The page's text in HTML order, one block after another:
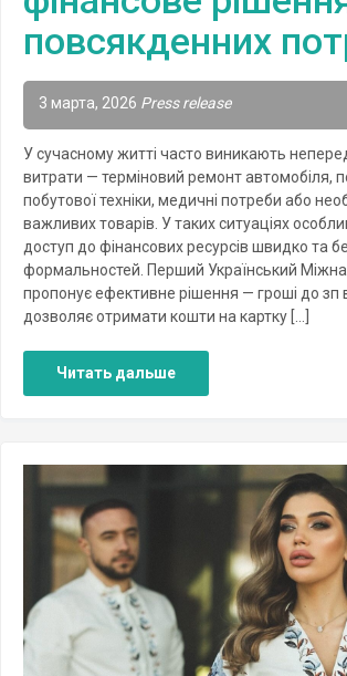
повсякденних
3 марта, 2026 Press release
У сучасному житті часто виникають
витрати — терміновий ремонт автомобіля,
побутової техніки, медичні потреби або
важливих товарів. У таких ситуаціях
доступ до фінансових ресурсів швидко та
формальностей. Перший Український
пропонує ефективне рішення — гроші до зп
дозволяє отримати кошти на картку […]
Читать дальше